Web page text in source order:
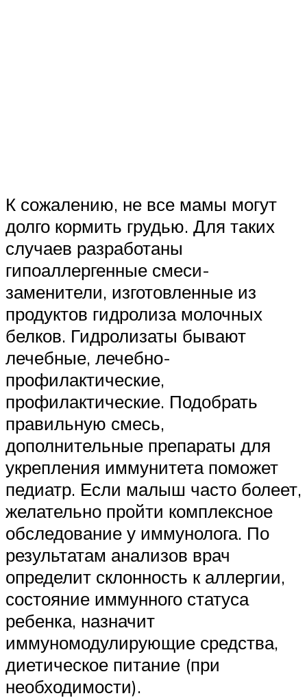
К сожалению, не все мамы могут
долго кормить грудью. Для таких
случаев разработаны
гипоаллергенные смеси-
заменители, изготовленные из
продуктов гидролиза молочных
белков. Гидролизаты бывают
лечебные, лечебно-
профилактические,
профилактические. Подобрать
правильную смесь,
дополнительные препараты для
укрепления иммунитета поможет
педиатр. Если малыш часто болеет,
желательно пройти комплексное
обследование у иммунолога. По
результатам анализов врач
определит склонность к аллергии,
состояние иммунного статуса
ребенка, назначит
иммуномодулирующие средства,
диетическое питание (при
необходимости).